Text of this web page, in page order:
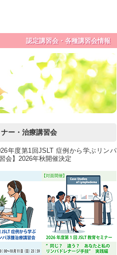
認定講習会・各種講習会情報
教育セミナー情報
治療講習会情報
セミナー・講習会受付フォーム
更新用講習会情報
更新用講習会を主催される方へ
ー・治療講習会
年度第1回JSLT 症例から学ぶリンパ
会】2026年秋開催決定